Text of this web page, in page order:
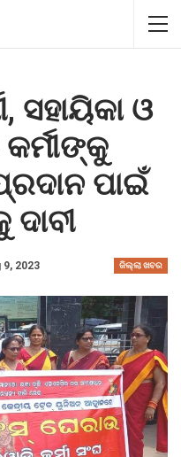
ସହାୟିକା ଓ
ପାଇଁ
ଜିଲ୍ଲା ଖବର
9, 2023